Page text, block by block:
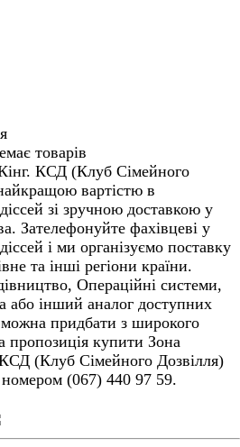
товарів
КСД (Клуб Сімейного
вартістю в
зі зручною доставкою у
Зателефонуйте фахівцеві у
і ми організуємо поставку
та інші регіони країни.
Операційні системи,
або інший аналог доступних
можна придбати з широкого
пропозиція купити Зона
(Клуб Сімейного Дозвілля)
номером (067) 440 97 59.